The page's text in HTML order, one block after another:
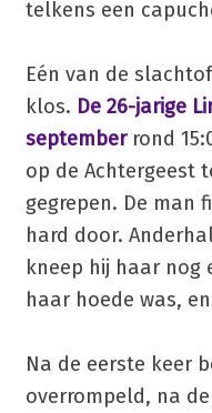
telkens een
Eén van de
klos. De 26-jarige
september rond
op de Achtergeest
gegrepen. De man
hard door.
kneep hij haar nog
haar hoede was,
Na de eerste keer
overrompeld, na